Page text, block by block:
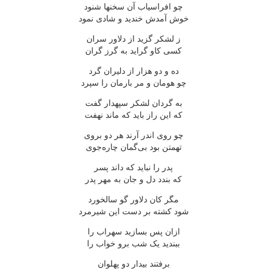
چو افراسیاب آن سخنها شنود
خوش آمدش خندید و شادی نمود
ز لشکر گزید از دلاور سران
کسی کاو گراید به گرز گران
ده و دو هزار از دلیران گرد
چو هومان و مر بارمان را سپرد
به گردان لشکر سپهدار گفت
که این راز باید که ماند نهفت
چو روی اندر آرند هر دو بروی
تهمتن بود بی‌گمان چاره‌جوی
پدر را نباید که داند پسر
که بندد دل و جان به مهر پدر
مگر کان دلاور گو سالخورد
شود کشته بر دست این شیرمرد
ازان پس بسازید سهراب را
ببندید یک شب برو خواب را
برفتند بیدار دو پهلوان